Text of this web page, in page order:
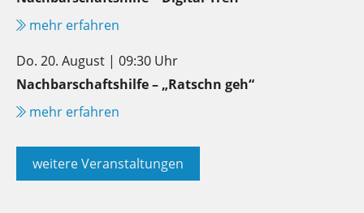
mehr erfahren
Do. 20. August | 09:30 Uhr
Nachbarschaftshilfe – „Ratschn geh“
mehr erfahren
weitere Veranstaltungen